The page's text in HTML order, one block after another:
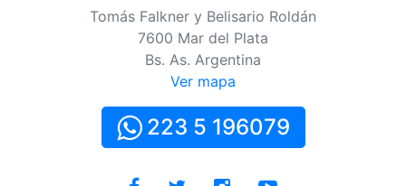
Tomás Falkner y Belisario Roldán
7600 Mar del Plata
Bs. As. Argentina
Ver mapa
223 5 196079